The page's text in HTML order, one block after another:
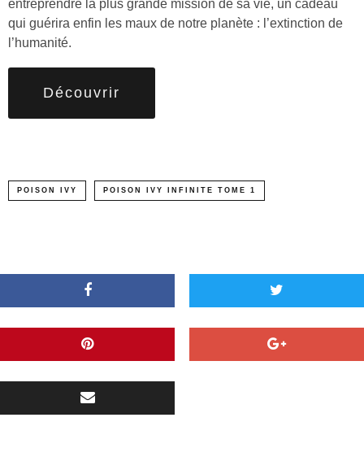
entreprendre la plus grande mission de sa vie, un cadeau
qui guérira enfin les maux de notre planète : l’extinction de
l’humanité.
Découvrir
POISON IVY POISON IVY INFINITE TOME 1